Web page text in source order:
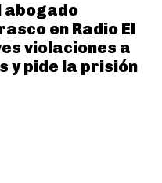
abogado
en Radio El
violaciones a
y pide la prisión